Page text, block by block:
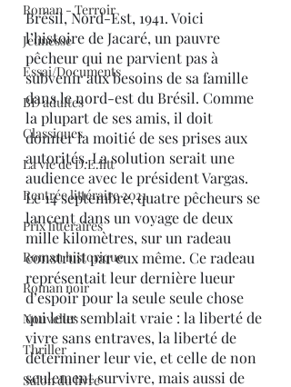
Roman - Terroir
Jeunesse
Essai/Documents
BD adultes
Classiques
La vie de D.E.litt
Rentrée littéraire 2021
Prix littéraires
Roman historique
Roman noir
Nouvelles
Thriller
Salon du livre
Brésil, Nord-Est, 1941. Voici
l’histoire de Jacaré, un pauvre
pêcheur qui ne parvient pas à
subvenir aux besoins de sa famille
dans le nord-est du Brésil. Comme
la plupart de ses amis, il doit
donner la moitié de ses prises aux
autorités. La solution serait une
audience avec le président Vargas.
Le 14 septembre, quatre pêcheurs se
lancent dans un voyage de deux
mille kilomètres, sur un radeau
construit par eux même. Ce radeau
représentait leur dernière lueur
d’espoir pour la seule seule chose
qui leur semblait vraie : la liberté de
vivre sans entraves, la liberté de
déterminer leur vie, et celle de non
seulement survivre, mais aussi de